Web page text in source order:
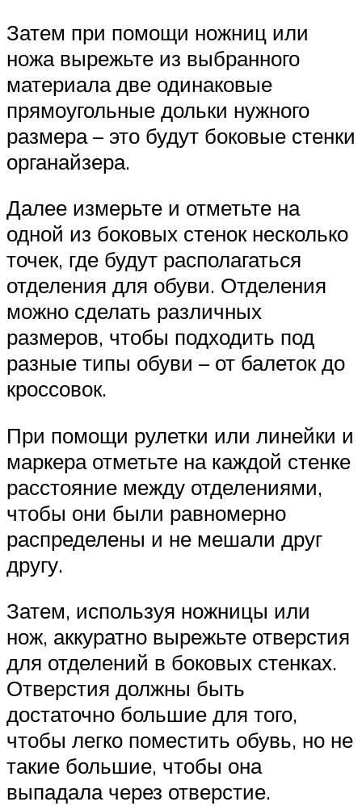
Затем при помощи ножниц или
ножа вырежьте из выбранного
материала две одинаковые
прямоугольные дольки нужного
размера – это будут боковые стенки
органайзера.
Далее измерьте и отметьте на
одной из боковых стенок несколько
точек, где будут располагаться
отделения для обуви. Отделения
можно сделать различных
размеров, чтобы подходить под
разные типы обуви – от балеток до
кроссовок.
При помощи рулетки или линейки и
маркера отметьте на каждой стенке
расстояние между отделениями,
чтобы они были равномерно
распределены и не мешали друг
другу.
Затем, используя ножницы или
нож, аккуратно вырежьте отверстия
для отделений в боковых стенках.
Отверстия должны быть
достаточно большие для того,
чтобы легко поместить обувь, но не
такие большие, чтобы она
выпадала через отверстие.